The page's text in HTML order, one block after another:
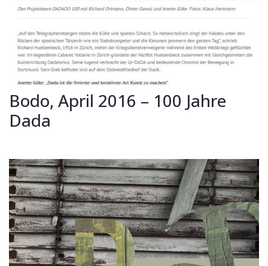
Bodo, April 2016 – 100 Jahre
Dada